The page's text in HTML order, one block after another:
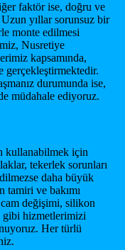
faktör ise, doğru ve
yıllar sorunsuz bir
monte edilmesi
Nusretiye
kapsamında,
gerçekleştirmektedir.
durumunda ise,
müdahale ediyoruz.
kullanabilmek için
tekerlek sorunları
daha büyük
tamiri ve bakımı
cam değişimi, silikon
gibi hizmetlerimizi
Her türlü